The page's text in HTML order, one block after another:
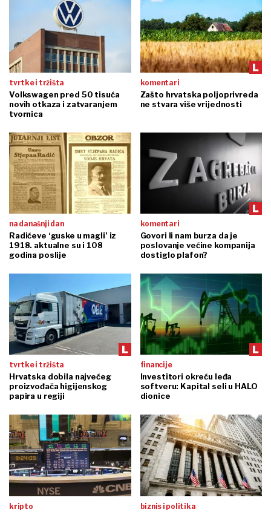
tvrtke i tržišta
Volkswagen pred 50 tisuća
novih otkaza i zatvaranjem
tvornica
komentari
Zašto hrvatska poljoprivreda
ne stvara više vrijednosti
na današnji dan
Radićeve ‘guske u magli’ iz
1918. aktualne su i 108
godina poslije
komentari
Govori li nam burza da je
poslovanje većine kompanija
dostiglo plafon?
tvrtke i tržišta
Hrvatska dobila najvećeg
proizvođača higijenskog
papira u regiji
financije
Investitori okreću leđa
softveru: Kapital seli u HALO
dionice
kripto biznis i politika